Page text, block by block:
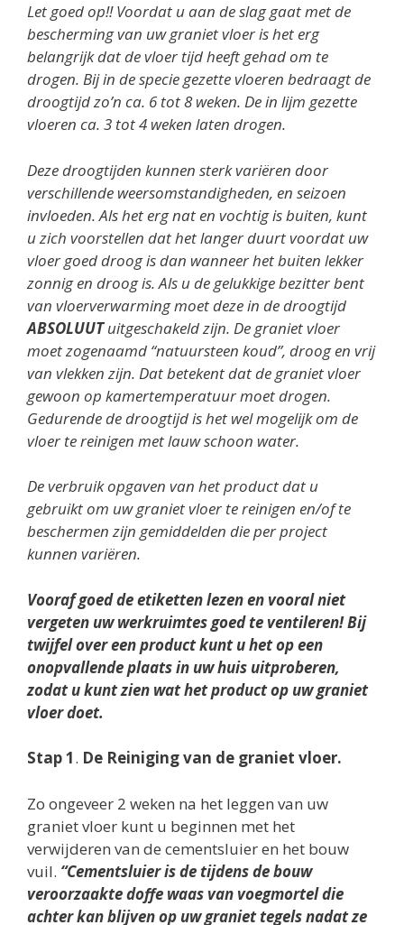
Let goed op!! Voordat u aan de slag gaat met de
bescherming van uw graniet vloer is het erg
belangrijk dat de vloer tijd heeft gehad om te
drogen. Bij in de specie gezette vloeren bedraagt de
droogtijd zo’n ca. 6 tot 8 weken. De in lijm gezette
vloeren ca. 3 tot 4 weken laten drogen.
Deze droogtijden kunnen sterk variëren door
verschillende weersomstandigheden, en seizoen
invloeden. Als het erg nat en vochtig is buiten, kunt
u zich voorstellen dat het langer duurt voordat uw
vloer goed droog is dan wanneer het buiten lekker
zonnig en droog is. Als u de gelukkige bezitter bent
van vloerverwarming moet deze in de droogtijd
ABSOLUUTuitgeschakeld zijn. De graniet vloer
moet zogenaamd “natuursteen koud”, droog en vrij
van vlekken zijn. Dat betekent dat de graniet vloer
gewoon op kamertemperatuur moet drogen.
Gedurende de droogtijd is het wel mogelijk om de
vloer te reinigen met lauw schoon water.
De verbruik opgaven van het product dat u
gebruikt om uw graniet vloer te reinigen en/of te
beschermen zijn gemiddelden die per project
kunnen variëren.
Vooraf goed de etiketten lezen en vooral niet
vergeten uw werkruimtes goed te ventileren! Bij
twijfel over een product kunt u het op een
onopvallende plaats in uw huis uitproberen,
zodat u kunt zien wat het product op uw graniet
vloer doet.
Stap 1. De Reiniging van de graniet vloer.
Zo ongeveer 2 weken na het leggen van uw
graniet vloer kunt u beginnen met het
verwijderen van de cementsluier en het bouw
vuil. “Cementsluier is de tijdens de bouw
veroorzaakte doffe waas van voegmortel die
achter kan blijven op uw graniet tegels nadat ze